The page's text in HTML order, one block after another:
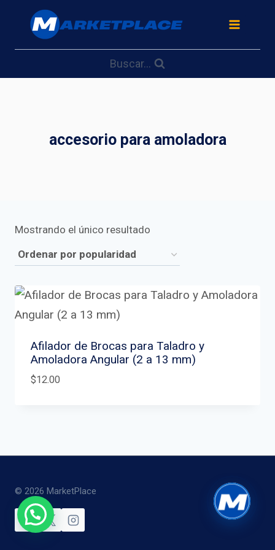
contenido
Buscar...
accesorio para amoladora
Mostrando el único resultado
Afilador de Brocas para Taladro y
Amoladora Angular (2 a 13 mm)
$12.00
© 2026 MarketPlace